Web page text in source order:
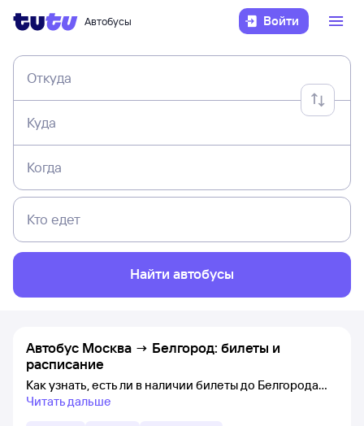
Автобусы Войти
Откуда
Куда
Когда
Кто едет
Найти автобусы
Автобус Москва → Белгород: билеты и
расписание
Как узнать, есть ли в наличии билеты до Белгорода
Читать дальше